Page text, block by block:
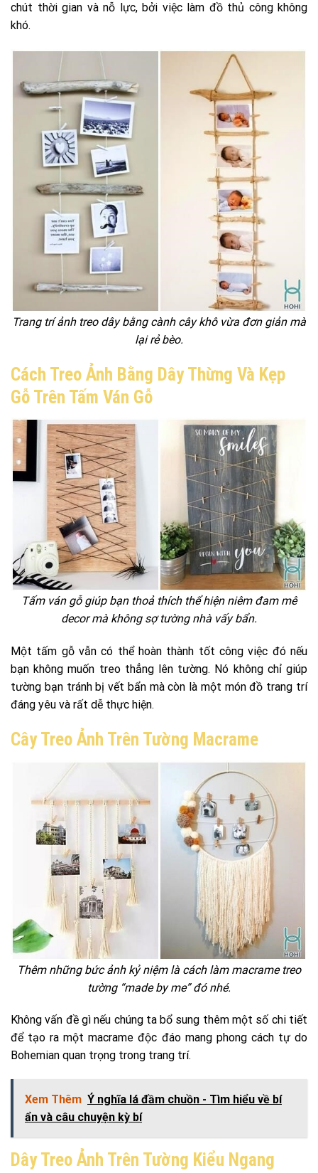
chút thời gian và nỗ lực, bởi việc làm đồ thủ công không
khó.
Trang trí ảnh treo dây bằng cành cây khô vừa đơn giản mà
lại rẻ bèo.
Cách Treo Ảnh Bằng Dây Thừng Và Kẹp
Gỗ Trên Tấm Ván Gỗ
Tấm ván gỗ giúp bạn thoả thích thể hiện niêm đam mê
decor mà không sợ tường nhà vấy bẩn.
Một tấm gỗ vẫn có thể hoàn thành tốt công việc đó nếu
bạn không muốn treo thẳng lên tường. Nó không chỉ giúp
tường bạn tránh bị vết bẩn mà còn là một món đồ trang trí
đáng yêu và rất dễ thực hiện.
Cây Treo Ảnh Trên Tường Macrame
Thêm những bức ảnh kỷ niệm là cách làm macrame treo
tường “made by me” đó nhé.
Không vấn đề gì nếu chúng ta bổ sung thêm một số chi tiết
để tạo ra một macrame độc đáo mang phong cách tự do
Bohemian quan trọng trong trang trí.
Xem Thêm Ý nghĩa lá đầm chuồn - Tìm hiểu về bí
ẩn và câu chuyện kỳ bí
Dây Treo Ảnh Trên Tường Kiểu Ngang